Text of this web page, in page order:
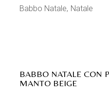
Babbo Natale Natale
BABBO NATALE CON
MANTO BEIGE